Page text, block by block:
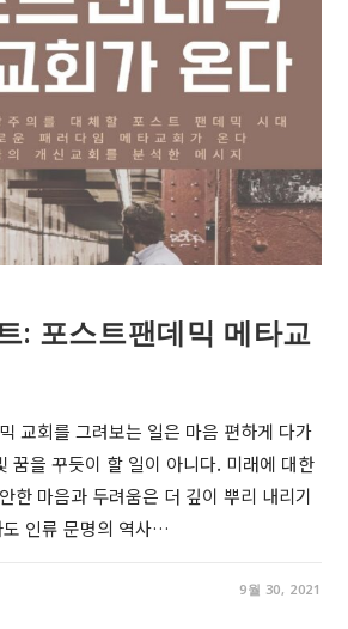
: 포스트팬데믹 메타교
교회를 그려보는 일은 마음 편하게 다가
꿈을 꾸듯이 할 일이 아니다. 미래에 대한
한 마음과 두려움은 더 깊이 뿌리 내리기
인류 문명의 역사…
9월 30, 2021